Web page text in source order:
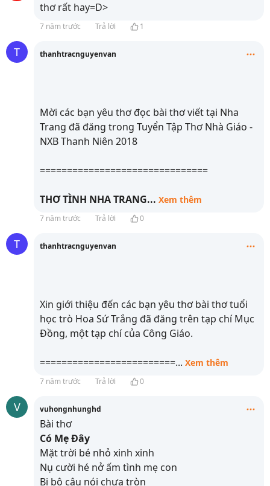
thơ rất hay=D>
7 năm trước Trả lời 1
T thanhtracnguyenvan
Mời các bạn yêu thơ đọc bài thơ viết tại Nha
Trang đã đăng trong Tuyển Tập Thơ Nhà Giáo -
NXB Thanh Niên 2018
===============================
THƠ TÌNH NHA TRANG... Xem thêm
7 năm trước Trả lời 0
T thanhtracnguyenvan
Xin giới thiệu đến các bạn yêu thơ bài thơ tuổi
học trò Hoa Sứ Trắng đã đăng trên tạp chí Mục
Đồng, một tạp chí của Công Giáo.
=========================... Xem thêm
7 năm trước Trả lời 0
V vuhongnhunghd
Bài thơ
Có Mẹ Đây
Mặt trời bé nhỏ xinh xinh
Nụ cười hé nở ấm tình mẹ con
Bi bô câu nói chưa tròn